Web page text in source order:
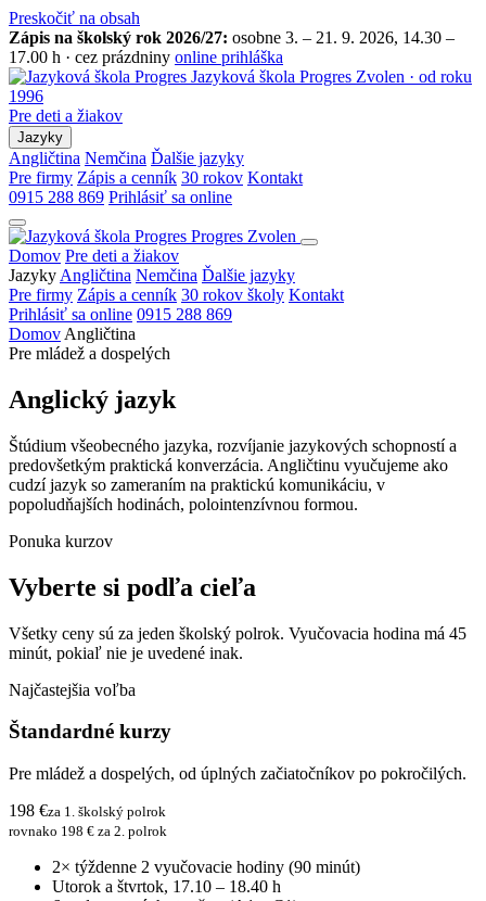
Preskočiť na obsah
Zápis na školský rok 2026/27: osobne 3. – 21. 9. 2026, 14.30 –
17.00 h · cez prázdniny online prihláška
Jazyková škola Progres Zvolen · od roku
1996
Pre deti a žiakov
Jazyky
Angličtina Nemčina Ďalšie jazyky
Pre firmy Zápis a cenník 30 rokov Kontakt
0915 288 869 Prihlásiť sa online
Progres Zvolen
Domov Pre deti a žiakov
Jazyky Angličtina Nemčina Ďalšie jazyky
Pre firmy Zápis a cenník 30 rokov školy Kontakt
Prihlásiť sa online 0915 288 869
Domov Angličtina
Pre mládež a dospelých
Anglický jazyk
Štúdium všeobecného jazyka, rozvíjanie jazykových schopností a
predovšetkým praktická konverzácia. Angličtinu vyučujeme ako
cudzí jazyk so zameraním na praktickú komunikáciu, v
popoludňajších hodinách, polointenzívnou formou.
Ponuka kurzov
Vyberte si podľa cieľa
Všetky ceny sú za jeden školský polrok. Vyučovacia hodina má 45
minút, pokiaľ nie je uvedené inak.
Najčastejšia voľba
Štandardné kurzy
Pre mládež a dospelých, od úplných začiatočníkov po pokročilých.
198 €za 1. školský polrok
rovnako 198 € za 2. polrok
2× týždenne 2 vyučovacie hodiny (90 minút)
Utorok a štvrtok, 17.10 – 18.40 h